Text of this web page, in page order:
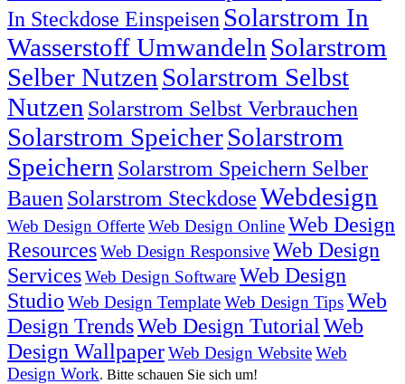
In Steckdose Einspeisen Solarstrom In
Wasserstoff Umwandeln Solarstrom
Selber Nutzen Solarstrom Selbst
Nutzen Solarstrom Selbst Verbrauchen
Solarstrom SpeicherSolarstrom
Speichern Solarstrom Speichern Selber
Bauen Solarstrom SteckdoseWebdesign
Web Design OfferteWeb Design OnlineWeb Design
ResourcesWeb Design ResponsiveWeb Design
ServicesWeb Design SoftwareWeb Design
Studio Web Design TemplateWeb Design TipsWeb
Design TrendsWeb Design Tutorial Web
Design WallpaperWeb Design WebsiteWeb
Design Work. Bitte schauen Sie sich um!